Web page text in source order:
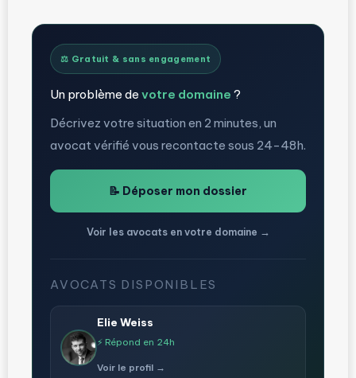
⚖️ Gratuit & sans engagement
Un problème de votre domaine ?
Décrivez votre situation en 2 minutes, un
avocat vérifié vous recontacte sous 24-48h.
📝 Déposer mon dossier
Voir les avocats en votre domaine →
AVOCATS DISPONIBLES
Elie Weiss
⚡ Répond en 24h
Voir le profil →